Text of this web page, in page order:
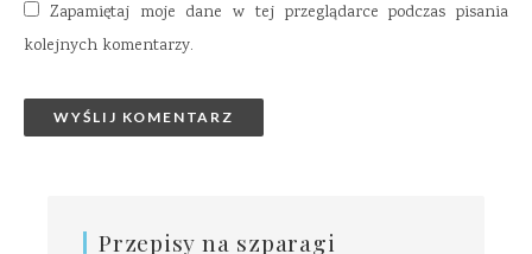
Zapamiętaj moje dane w tej przeglądarce podczas pisania
kolejnych komentarzy.
Przepisy na szparagi